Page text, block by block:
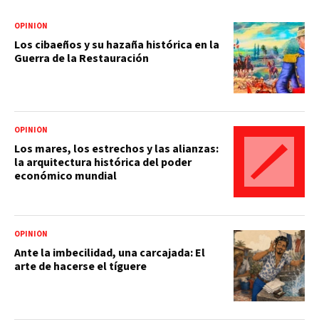
OPINIÓN
Los cibaeños y su hazaña histórica en la
Guerra de la Restauración
OPINIÓN
Los mares, los estrechos y las alianzas:
la arquitectura histórica del poder
económico mundial
OPINIÓN
Ante la imbecilidad, una carcajada: El
arte de hacerse el tíguere